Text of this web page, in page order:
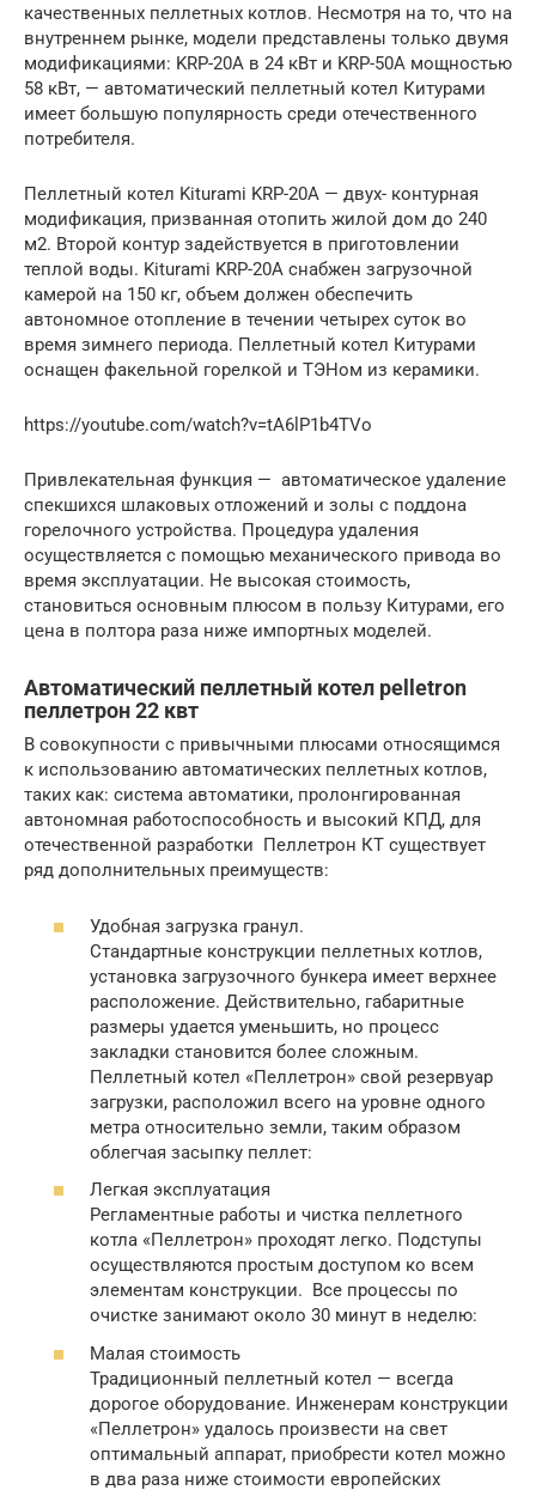
качественных пеллетных котлов. Несмотря на то, что на
внутреннем рынке, модели представлены только двумя
модификациями: KRP-20A в 24 кВт и KRP-50A мощностью
58 кВт, — автоматический пеллетный котел Китурами
имеет большую популярность среди отечественного
потребителя.
Пеллетный котел Kiturami KRP-20A — двух- контурная
модификация, призванная отопить жилой дом до 240
м2. Второй контур задействуется в приготовлении
теплой воды. Kiturami KRP-20A снабжен загрузочной
камерой на 150 кг, объем должен обеспечить
автономное отопление в течении четырех суток во
время зимнего периода. Пеллетный котел Китурами
оснащен факельной горелкой и ТЭНом из керамики.
https://youtube.com/watch?v=tA6lP1b4TVo
Привлекательная функция — автоматическое удаление
спекшихся шлаковых отложений и золы с поддона
горелочного устройства. Процедура удаления
осуществляется с помощью механического привода во
время эксплуатации. Не высокая стоимость,
становиться основным плюсом в пользу Китурами, его
цена в полтора раза ниже импортных моделей.
Автоматический пеллетный котел pelletron
пеллетрон 22 квт
В совокупности с привычными плюсами относящимся
к использованию автоматических пеллетных котлов,
таких как: система автоматики, пролонгированная
автономная работоспособность и высокий КПД, для
отечественной разработки Пеллетрон КТ существует
ряд дополнительных преимуществ:
Удобная загрузка гранул.
Стандартные конструкции пеллетных котлов,
установка загрузочного бункера имеет верхнее
расположение. Действительно, габаритные
размеры удается уменьшить, но процесс
закладки становится более сложным.
Пеллетный котел «Пеллетрон» свой резервуар
загрузки, расположил всего на уровне одного
метра относительно земли, таким образом
облегчая засыпку пеллет:
Легкая эксплуатация
Регламентные работы и чистка пеллетного
котла «Пеллетрон» проходят легко. Подступы
осуществляются простым доступом ко всем
элементам конструкции. Все процессы по
очистке занимают около 30 минут в неделю:
Малая стоимость
Традиционный пеллетный котел — всегда
дорогое оборудование. Инженерам конструкции
«Пеллетрон» удалось произвести на свет
оптимальный аппарат, приобрести котел можно
в два раза ниже стоимости европейских